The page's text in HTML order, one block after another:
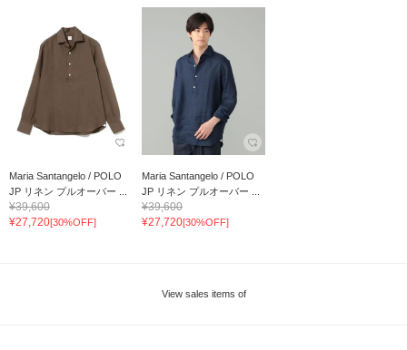
Maria Santangelo / POLO
JP リネン プルオーバー ...
¥39,600
¥27,720[30%OFF]
Maria Santangelo / POLO
JP リネン プルオーバー ...
¥39,600
¥27,720[30%OFF]
View sales items of